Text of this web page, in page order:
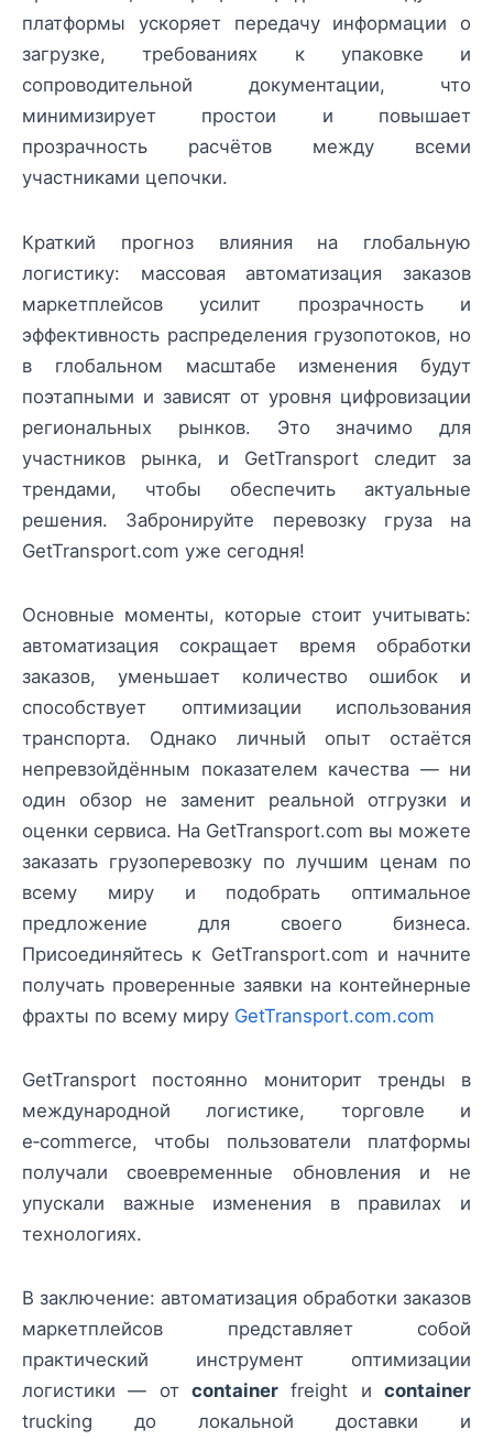
платформы ускоряет передачу информации о
загрузке, требованиях к упаковке и
сопроводительной документации, что
минимизирует простои и повышает
прозрачность расчётов между всеми
участниками цепочки.
Краткий прогноз влияния на глобальную
логистику: массовая автоматизация заказов
маркетплейсов усилит прозрачность и
эффективность распределения грузопотоков, но
в глобальном масштабе изменения будут
поэтапными и зависят от уровня цифровизации
региональных рынков. Это значимо для
участников рынка, и GetTransport следит за
трендами, чтобы обеспечить актуальные
решения. Забронируйте перевозку груза на
GetTransport.com уже сегодня!
Основные моменты, которые стоит учитывать:
автоматизация сокращает время обработки
заказов, уменьшает количество ошибок и
способствует оптимизации использования
транспорта. Однако личный опыт остаётся
непревзойдённым показателем качества — ни
один обзор не заменит реальной отгрузки и
оценки сервиса. На GetTransport.com вы можете
заказать грузоперевозку по лучшим ценам по
всему миру и подобрать оптимальное
предложение для своего бизнеса.
Присоединяйтесь к GetTransport.com и начните
получать проверенные заявки на контейнерные
фрахты по всему миру GetTransport.com.com
GetTransport постоянно мониторит тренды в
международной логистике, торговле и
e‑commerce, чтобы пользователи платформы
получали своевременные обновления и не
упускали важные изменения в правилах и
технологиях.
В заключение: автоматизация обработки заказов
маркетплейсов представляет собой
практический инструмент оптимизации
логистики — от container freight и container
trucking до локальной доставки и